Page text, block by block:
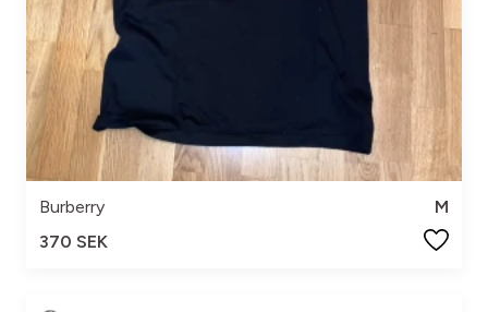
Burberry
M
370 SEK